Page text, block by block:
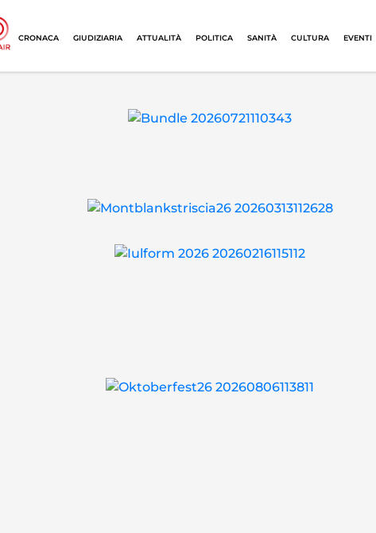
CRONACA GIUDIZIARIA ATTUALITÀ POLITICA SANITÀ CULTURA EVENTI